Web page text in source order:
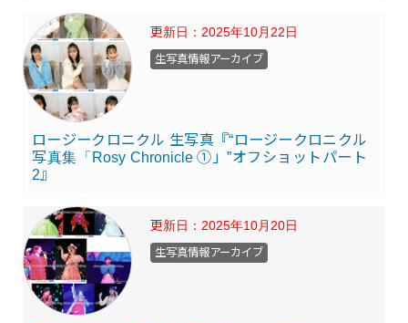
更新日： 2025年10月22日
ロージークロニクル 生写真『“ロージークロニクル
写真集「Rosy Chronicle ①」”オフショットパート
2』
生写真情報アーカイブ
更新日： 2025年10月20日
生写真情報アーカイブ